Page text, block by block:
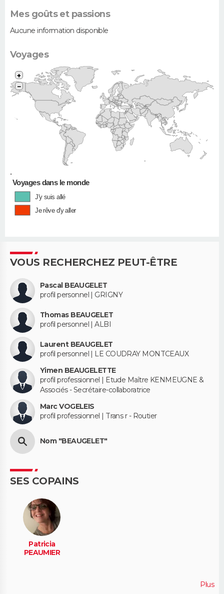
Mes goûts et passions
Aucune information disponible
Voyages
•
+
−
Voyages dans le monde
J'y suis allé
Je rêve d'y aller
VOUS RECHERCHEZ PEUT-ÊTRE
Pascal BEAUGELET
profil personnel | GRIGNY
Thomas BEAUGELET
profil personnel | ALBI
Laurent BEAUGELET
profil personnel | LE COUDRAY MONTCEAUX
Yimen BEAUGELETTE
profil professionnel | Etude Maître KENMEUGNE &
Associés - Secrétaire-collaboratrice
Marc VOGELEIS
profil professionnel | Trans r - Routier
Nom "BEAUGELET"
SES COPAINS
Patricia
PEAUMIER
Plus